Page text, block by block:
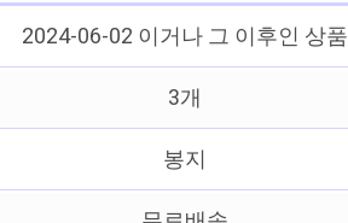
2024-06-02 이거나 그 이후인 상품
3개
봉지